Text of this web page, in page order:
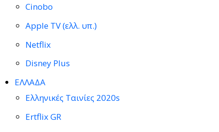
Cinobo
Apple TV (ελλ. υπ.)
Netflix
Disney Plus
ΕΛΛΑΔΑ
Ελληνικές Ταινίες 2020s
Ertflix GR